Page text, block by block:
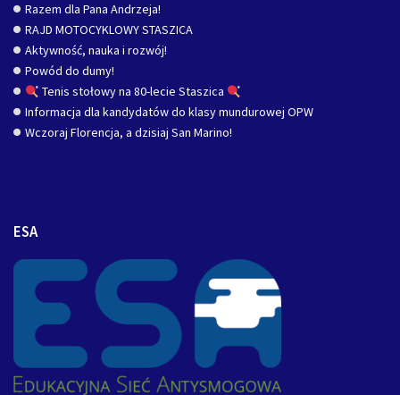
Razem dla Pana Andrzeja!
RAJD MOTOCYKLOWY STASZICA
Aktywność, nauka i rozwój!
Powód do dumy!
Tenis stołowy na 80-lecie Staszica
Informacja dla kandydatów do klasy mundurowej OPW
Wczoraj Florencja, a dzisiaj San Marino!
ESA